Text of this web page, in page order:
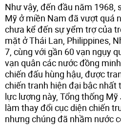
Như vậy, đến đầu năm 1968,
Mỹ ở miền Nam đã vượt quá
chưa kể đến sự yểm trợ của
mặt ở Thái Lan, Philippines,
7, cùng với gần 60 vạn ngụy
vạn quân các nước đồng
chiến đấu hùng hậu, được
chiến tranh hiện đại bậc nhất
lực lượng này, Tổng thống
làm thay đổi cục diện chiến
nhưng chúng đã nhầm nước